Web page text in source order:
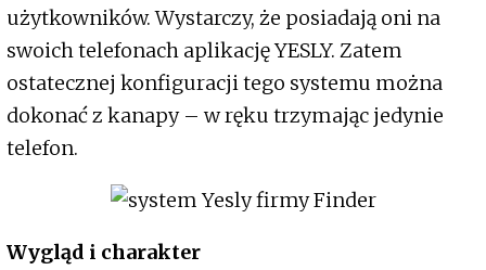
użytkowników. Wystarczy, że posiadają oni na
swoich telefonach aplikację YESLY. Zatem
ostatecznej konfiguracji tego systemu można
dokonać z kanapy – w ręku trzymając jedynie
telefon.
Wygląd i charakter